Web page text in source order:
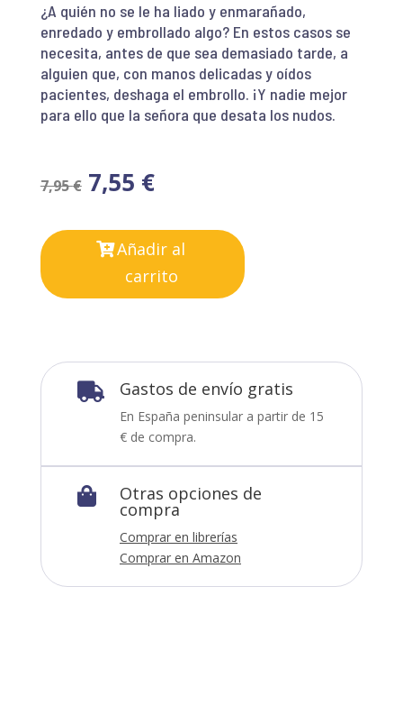
¿A quién no se le ha liado y enmarañado,
enredado y embrollado algo? En estos casos se
necesita, antes de que sea demasiado tarde, a
alguien que, con manos delicadas y oídos
pacientes, deshaga el embrollo. ¡Y nadie mejor
para ello que la señora que desata los nudos.
7,95€ 7,55 €
Añadir al
carrito
 Gastos de envío gratis
En España peninsular a partir de 15
€ de compra.
 Otras opciones de
compra
Comprar en librerías
Comprar en Amazon